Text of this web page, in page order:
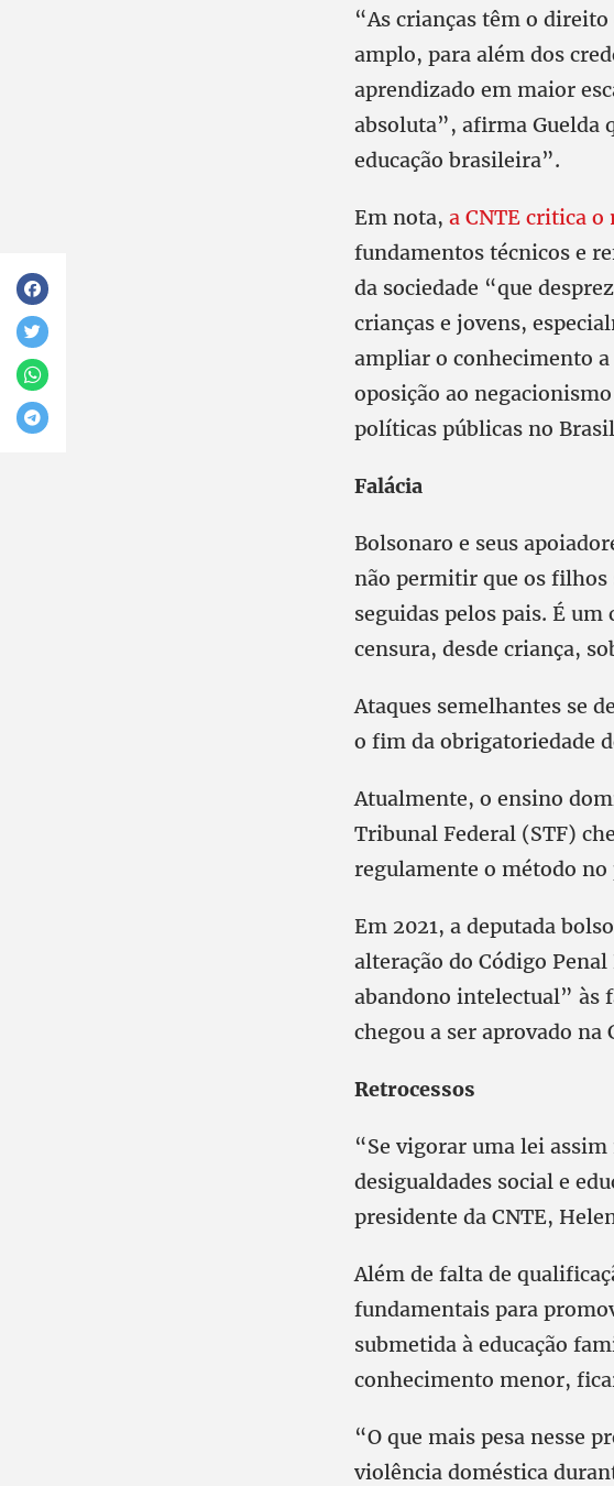
“As crianças têm o
amplo, para além dos
aprendizado em maior
absoluta”, afirma Guelda
educação brasileira”.
Em nota, a CNTE critica o
fundamentos técnicos e
da sociedade “que
crianças e jovens,
ampliar o conhecimento
oposição ao
políticas públicas no
Falácia
Bolsonaro e seus
não permitir que os filhos
seguidas pelos pais. É
censura, desde criança,
Ataques semelhantes se
o fim da obrigatoriedade
Atualmente, o ensino
Tribunal Federal (STF)
regulamente o método no
Em 2021, a deputada
alteração do Código
abandono intelectual” às
chegou a ser aprovado na
Retrocessos
“Se vigorar uma lei
desigualdades social e
presidente da CNTE,
Além de falta de
fundamentais para
submetida à educação
conhecimento menor,
“O que mais pesa nesse
violência doméstica